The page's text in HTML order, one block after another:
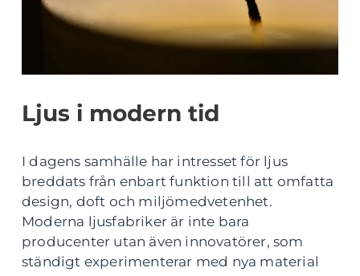
Ljus i modern tid
I dagens samhälle har intresset för ljus
breddats från enbart funktion till att omfatta
design, doft och miljömedvetenhet.
Moderna ljusfabriker är inte bara
producenter utan även innovatörer, som
ständigt experimenterar med nya material